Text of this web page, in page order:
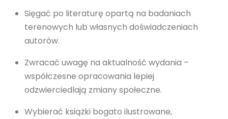
Sięgać po literaturę opartą na badaniach
terenowych lub własnych doświadczeniach
autorów.
Zwracać uwagę na aktualność wydania –
współczesne opracowania lepiej
odzwierciedlają zmiany społeczne.
Wybierać książki bogato ilustrowane,